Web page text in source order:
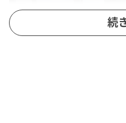
続